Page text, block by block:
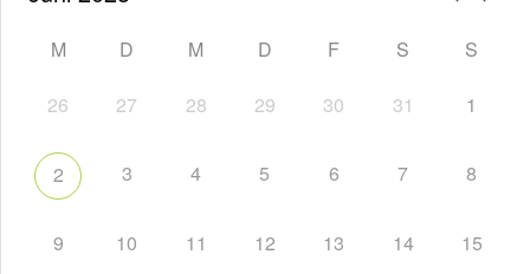
M D M D F S S
26 27 28 29 30 31 1
2 3 4 5 6 7 8
9 10 11 12 13 14 15